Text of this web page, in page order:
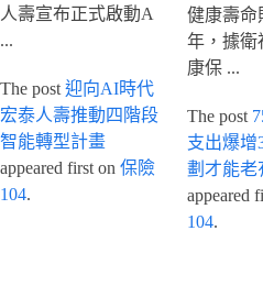
人壽宣布正式啟動A
...
The post 迎向AI時代
宏泰人壽推動四階段
智能轉型計畫
appeared first on 保險
104.
健康壽命
年，據衛
康保 ...
The post
支出爆增
劃才能老
appeared
104.